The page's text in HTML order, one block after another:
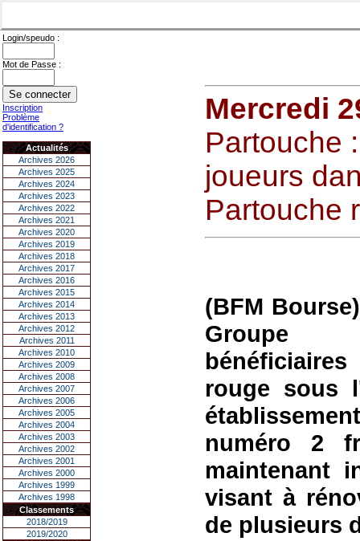
Login/speudo :
Mot de Passe :
Inscription
Problème
d'identification ?
Actualités
Archives 2026
Archives 2025
Archives 2024
Archives 2023
Archives 2022
Archives 2021
Archives 2020
Archives 2019
Archives 2018
Archives 2017
Archives 2016
Archives 2015
Archives 2014
Archives 2013
Archives 2012
Archives 2011
Archives 2010
Archives 2009
Archives 2008
Archives 2007
Archives 2006
Archives 2005
Archives 2004
Archives 2003
Archives 2002
Archives 2001
Archives 2000
Archives 1999
Archives 1998
Classements
2018/2019
2019/2020
Mercredi
Partouche
joueurs
Partouche
(BFM
Groupe
rouge sous
numéro 2
maintenant
visant à
de plusieurs